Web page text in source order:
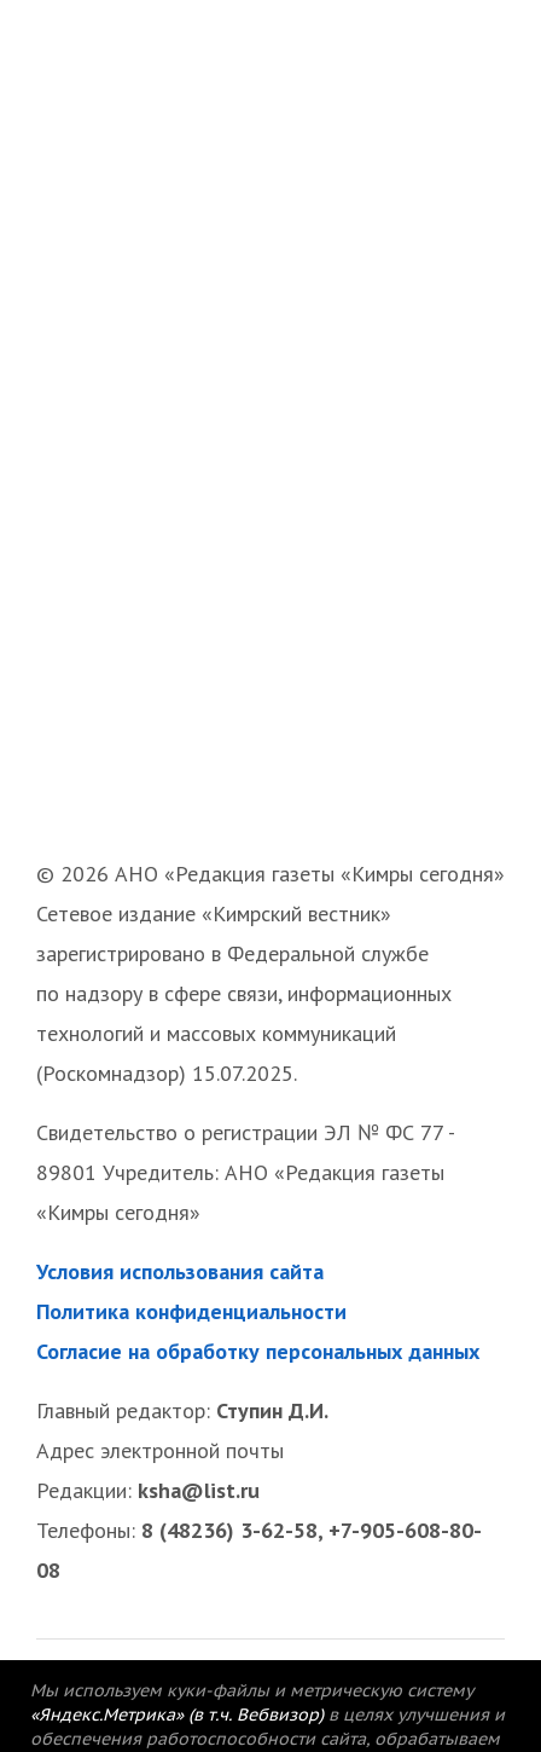
© 2026 АНО «Редакция газеты «Кимры сегодня»
Сетевое издание «Кимрский вестник»
зарегистрировано в Федеральной службе
по надзору в сфере связи, информационных
технологий и массовых коммуникаций
(Роскомнадзор) 15.07.2025.
Свидетельство о регистрации ЭЛ № ФС 77 -
89801 Учредитель: АНО «Редакция газеты
«Кимры сегодня»
Условия использования сайта
Политика конфиденциальности
Согласие на обработку персональных данных
Главный редактор: Ступин Д.И.
Адрес электронной почты
Редакции: ksha@list.ru
Телефоны: 8 (48236) 3-62-58, +7-905-608-80-
08
Мы используем куки-файлы и метрическую систему
«Яндекс.Метрика» (в т.ч. Вебвизор) в целях улучшения и
обеспечения работоспособности сайта, обрабатываем